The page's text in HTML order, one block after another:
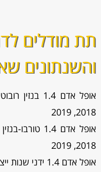
תת מודלים
והשנתונים
2018, 2019
2018, 2019
אופל אדם 1.4 ידני שנות ייצור: 2015